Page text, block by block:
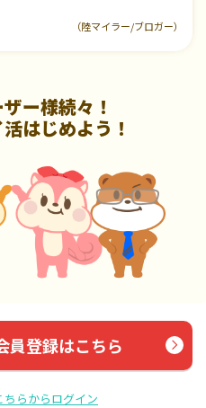
（陸マイラー/ブロガー）
ー様続々！
はじめよう！
員登録はこちら
ちらからログイン